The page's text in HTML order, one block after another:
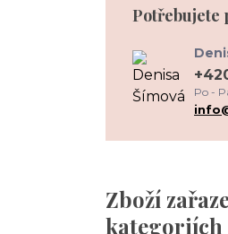
Zboží
kategoriích
Potřebujete
Po -